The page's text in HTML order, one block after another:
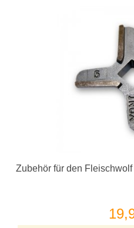
Zubehör für den